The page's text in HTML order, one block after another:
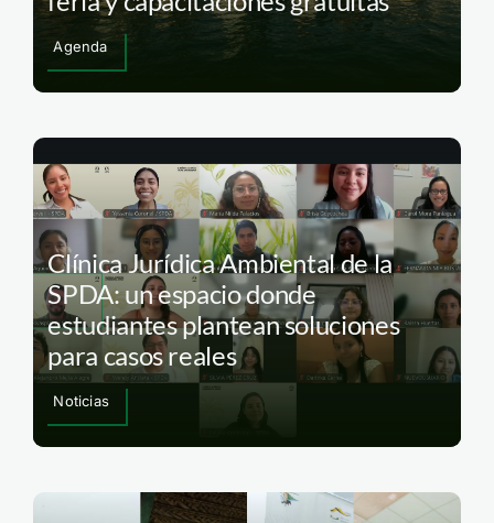
Agenda
Clínica Jurídica Ambiental de la
SPDA: un espacio donde
estudiantes plantean soluciones
para casos reales
Noticias